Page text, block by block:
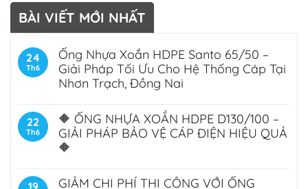
BÀI VIẾT MỚI NHẤT
24
Th6
Ống Nhựa Xoắn HDPE Santo 65/50 –
Giải Pháp Tối Ưu Cho Hệ Thống Cáp Tại
Nhơn Trạch, Đồng Nai
22
Th6
🔶 ỐNG NHỰA XOẮN HDPE D130/100 –
GIẢI PHÁP BẢO VỆ CÁP ĐIỆN HIỆU QUẢ
🔶
19
GIẢM CHI PHÍ THI CÔNG VỚI ỐNG